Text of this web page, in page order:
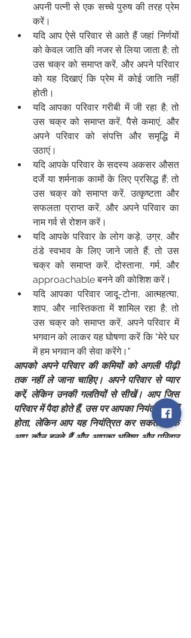
अपनी पत्नी से एक सच्चे पुरुष की तरह प्रेम
करें।
यदि आप ऐसे परिवार से आते हैं जहां निर्णयों
को केवल जाति की नजर से लिया जाता है; तो
उस चक्र को समाप्त करें, और अपने परिवार
को यह दिखाएं कि प्रेम में कोई जाति नहीं
होती।
यदि आपका परिवार गरीबी में जी रहा है; तो
उस चक्र को समाप्त करें, पैसे कमाएं, और
अपने परिवार को संपत्ति और समृद्धि में
उठाएं।
यदि आपके परिवार के सदस्य अकसर औसत
दर्जे या शर्मनाक कामों के लिए प्रसिद्ध हैं; तो
उस चक्र को समाप्त करें, उत्कृष्टता और
सफलता प्राप्त करें, और अपने परिवार का
नाम गर्व से रोशन करें।
यदि आपके परिवार के लोग कड़े, उग्र, और
ठंडे स्वभाव के लिए जाने जाते हैं; तो उस
चक्र को समाप्त करें, दोस्ताना, गर्म, और
approachable बनने की कोशिश करें।
यदि आपका परिवार जादू-टोना, आत्महत्या,
शाप, और नास्तिकता में शामिल रहा है; तो
उस चक्र को समाप्त करें, अपने परिवार में
भगवान को लाकर यह घोषणा करें कि "मेरे घर
में हम भगवान की सेवा करेंगे।"
आपको अपने परिवार की कमियों को अगली पीढ़ी
तक नहीं ले जाना चाहिए। अपने परिवार से प्यार
करें, लेकिन उनकी गलतियों से सीखें। आप जिस
परिवार में पैदा होते हैं, उस पर आपका नियंत्रण नहीं
होता, लेकिन आप यह नियंत्रित कर सकते हैं कि
आप कौन बनते हैं और आपका भविष्य और परिवार